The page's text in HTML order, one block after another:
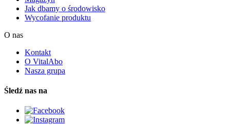
Jak dbamy o środowisko
Wycofanie produktu
O nas
Kontakt
O VitalAbo
Nasza grupa
Śledź nas na